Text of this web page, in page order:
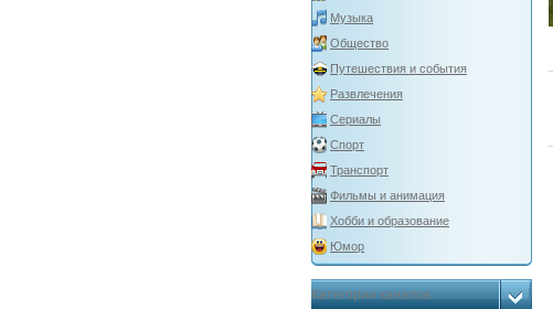
Музыка
Общество
Путешествия и события
Развлечения
Сериалы
Спорт
Транспорт
Фильмы и анимация
Хобби и образование
Юмор
Категории каналов